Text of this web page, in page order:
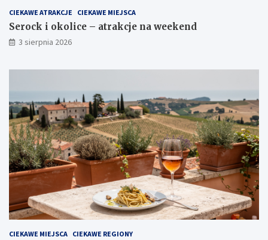
CIEKAWE ATRAKCJE CIEKAWE MIEJSCA
Serock i okolice – atrakcje na weekend
3 sierpnia 2026
CIEKAWE MIEJSCA CIEKAWE REGIONY